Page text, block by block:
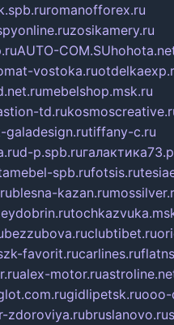
romanofforex.ru
zosikamery.ru
AUTO-COM.SU
vostoka.ru
mebelshop.msk.ru
td.ru
galadesign.rutiffany-c.ru
d-p.spb.ru
spb.rufotsis.ru
blesna-kazan.ru
bezzubova.ruclubtibet.ru
favorit.rucarlines.ru
alex-motor.ru
gidlipetsk.ruooo-
zdoroviya.rubruslanovo.ru